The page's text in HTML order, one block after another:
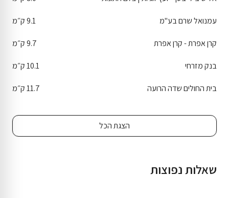
עמנואל שרם בע"מ 9.1 ק״מ
קרן אפרת - קרן אפרת 9.7 ק״מ
בנק מזרחי 10.1 ק״מ
בית החולים שדה הרועה 11.7 ק״מ
הצגת הכל
שאלות נפוצות